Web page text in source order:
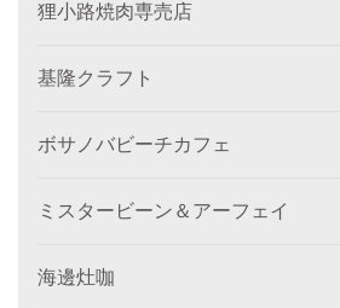
狸小路焼肉専売店
基隆クラフト
ボサノバビーチカフェ
ミスタービーン＆アーフェイ
海邊灶咖